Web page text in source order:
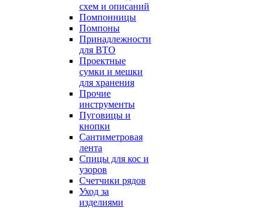
схем и описаний
Помпонницы
Помпоны
Принадлежности
для ВТО
Проектные
сумки и мешки
для хранения
Прочие
инструменты
Пуговицы и
кнопки
Сантиметровая
лента
Спицы для кос и
узоров
Счетчики рядов
Уход за
изделиями